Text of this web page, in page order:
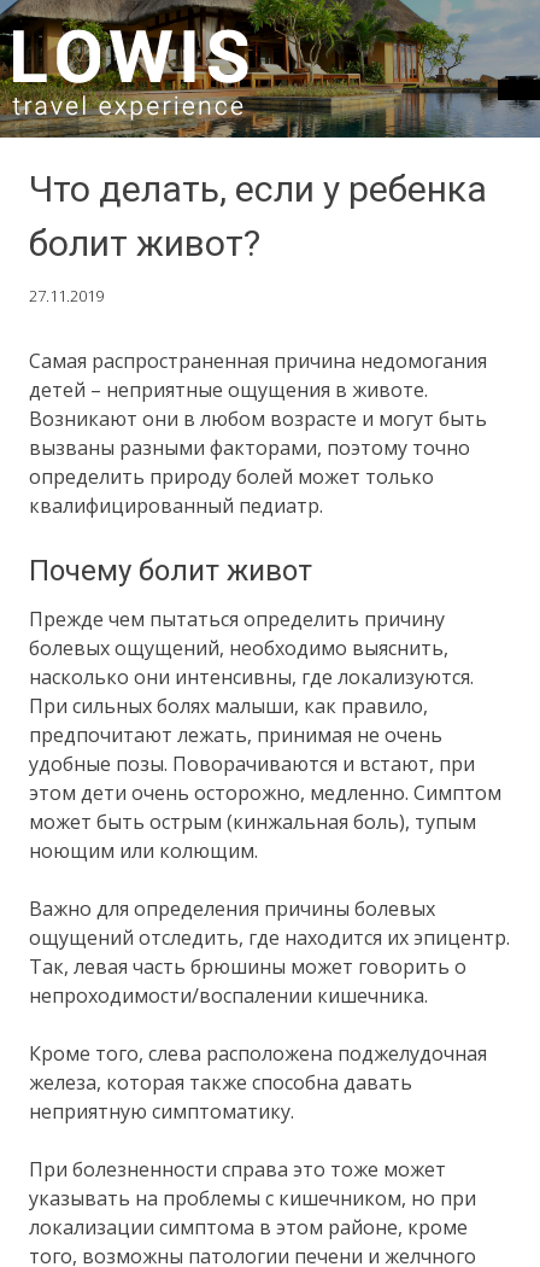
SKIP TO CONTENT
Что делать, если у ребенка
болит живот?
27.11.2019
Самая распространенная причина недомогания
детей – неприятные ощущения в животе.
Возникают они в любом возрасте и могут быть
вызваны разными факторами, поэтому точно
определить природу болей может только
квалифицированный педиатр.
Почему болит живот
Прежде чем пытаться определить причину
болевых ощущений, необходимо выяснить,
насколько они интенсивны, где локализуются.
При сильных болях малыши, как правило,
предпочитают лежать, принимая не очень
удобные позы. Поворачиваются и встают, при
этом дети очень осторожно, медленно. Симптом
может быть острым (кинжальная боль), тупым
ноющим или колющим.
Важно для определения причины болевых
ощущений отследить, где находится их эпицентр.
Так, левая часть брюшины может говорить о
непроходимости/воспалении кишечника.
Кроме того, слева расположена поджелудочная
железа, которая также способна давать
неприятную симптоматику.
При болезненности справа это тоже может
указывать на проблемы с кишечником, но при
локализации симптома в этом районе, кроме
того, возможны патологии печени и желчного